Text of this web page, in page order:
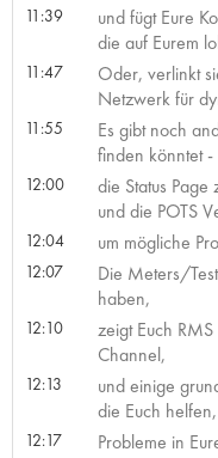
11:39
und fügt Eure
die auf Eurem
11:47
Oder, verlinkt
Netzwerk für
11:55
Es gibt noch
finden könntet -
12:00
die Status Page
und die POTS
12:04 um mögliche
12:07
Die Meters/
haben,
12:10
zeigt Euch
Channel,
12:13
und einige
die Euch helfen,
12:17 Probleme in